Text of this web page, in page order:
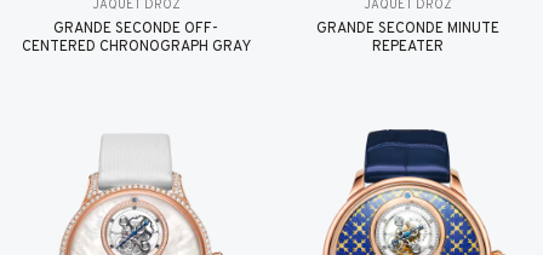
JAQUET DROZ
GRANDE SECONDE OFF-
CENTERED CHRONOGRAPH GRAY
JAQUET DROZ
GRANDE SECONDE MINUTE
REPEATER